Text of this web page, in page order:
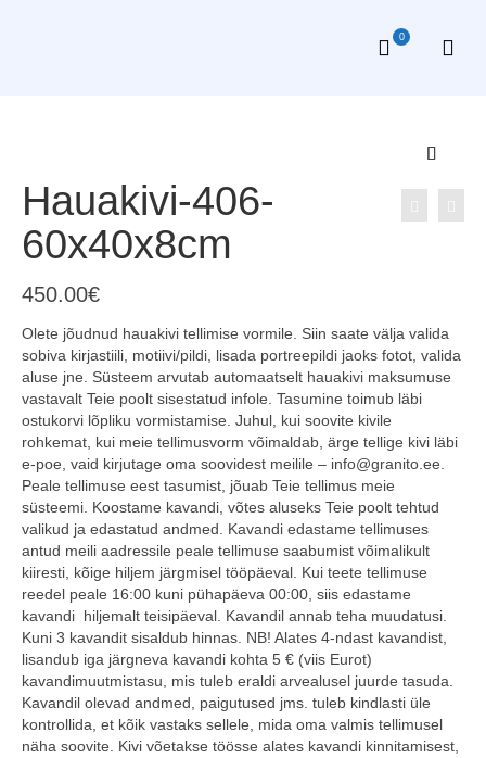
0
Hauakivi-406-
60x40x8cm
450.00€
Olete jõudnud hauakivi tellimise vormile. Siin saate välja valida
sobiva kirjastiili, motiivi/pildi, lisada portreepildi jaoks fotot, valida
aluse jne. Süsteem arvutab automaatselt hauakivi maksumuse
vastavalt Teie poolt sisestatud infole. Tasumine toimub läbi
ostukorvi lõpliku vormistamise. Juhul, kui soovite kivile
rohkemat, kui meie tellimusvorm võimaldab, ärge tellige kivi läbi
e-poe, vaid kirjutage oma soovidest meilile – info@granito.ee.
Peale tellimuse eest tasumist, jõuab Teie tellimus meie
süsteemi. Koostame kavandi, võtes aluseks Teie poolt tehtud
valikud ja edastatud andmed. Kavandi edastame tellimuses
antud meili aadressile peale tellimuse saabumist võimalikult
kiiresti, kõige hiljem järgmisel tööpäeval. Kui teete tellimuse
reedel peale 16:00 kuni pühapäeva 00:00, siis edastame
kavandi hiljemalt teisipäeval. Kavandil annab teha muudatusi.
Kuni 3 kavandit sisaldub hinnas. NB! Alates 4-ndast kavandist,
lisandub iga järgneva kavandi kohta 5 € (viis Eurot)
kavandimuutmistasu, mis tuleb eraldi arvealusel juurde tasuda.
Kavandil olevad andmed, paigutused jms. tuleb kindlasti üle
kontrollida, et kõik vastaks sellele, mida oma valmis tellimusel
näha soovite. Kivi võetakse töösse alates kavandi kinnitamisest,